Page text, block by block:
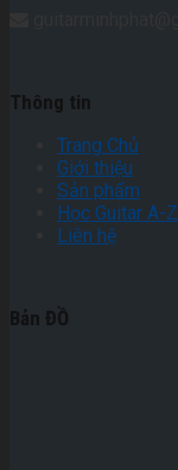
Thông tin
Trang Chủ
Giới thiệu
Sản phẩm
Học Guitar A-Z
Liên hệ
Bản ĐỒ